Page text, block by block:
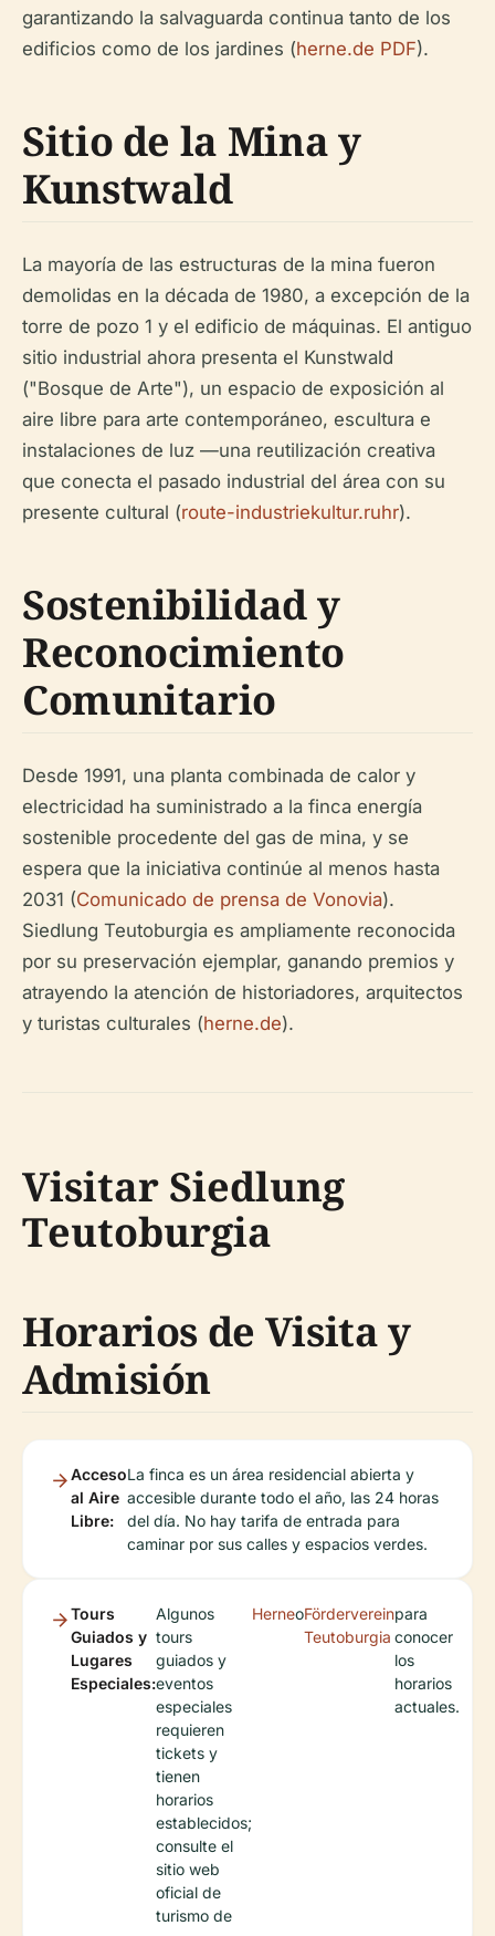
garantizando la salvaguarda continua tanto de los
edificios como de los jardines (herne.de PDF).
Sitio de la Mina y
Kunstwald
La mayoría de las estructuras de la mina fueron
demolidas en la década de 1980, a excepción de la
torre de pozo 1 y el edificio de máquinas. El antiguo
sitio industrial ahora presenta el Kunstwald
("Bosque de Arte"), un espacio de exposición al
aire libre para arte contemporáneo, escultura e
instalaciones de luz —una reutilización creativa
que conecta el pasado industrial del área con su
presente cultural (route-industriekultur.ruhr).
Sostenibilidad y
Reconocimiento
Comunitario
Desde 1991, una planta combinada de calor y
electricidad ha suministrado a la finca energía
sostenible procedente del gas de mina, y se
espera que la iniciativa continúe al menos hasta
2031 (Comunicado de prensa de Vonovia).
Siedlung Teutoburgia es ampliamente reconocida
por su preservación ejemplar, ganando premios y
atrayendo la atención de historiadores, arquitectos
y turistas culturales (herne.de).
Visitar Siedlung
Teutoburgia
Horarios de Visita y
Admisión
Acceso
al Aire
Libre:
La finca es un área residencial abierta y
accesible durante todo el año, las 24 horas
del día. No hay tarifa de entrada para
caminar por sus calles y espacios verdes.
Tours
Guiados y
Lugares
Especiales:
Algunos
tours
guiados y
eventos
especiales
requieren
tickets y
tienen
horarios
establecidos;
consulte el
sitio web
oficial de
turismo de
HerneoFörderverein
Teutoburgia
para
conocer
los
horarios
actuales.